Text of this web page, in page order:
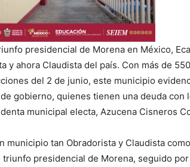
presidencial de Morena en México,
y ahora Claudista del país. Con más de
del 2 de junio, este municipio
gobierno, quienes tienen una deuda con
municipal electa, Azucena Cisneros
municipio tan Obradorista y Claudista
presidencial de Morena, seguido por